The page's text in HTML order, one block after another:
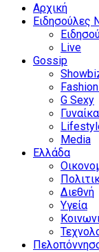
Αρχική
Ειδησούλες
Live
Gossip
G Sexy
Γυναίκα
Media
Ελλάδα
Διεθνή
Υγεία